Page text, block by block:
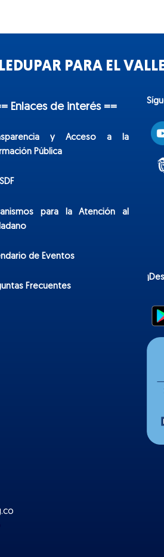
PARA EL
Enlaces de interés ==
y Acceso a la
Pública
para la Atención al
de Eventos
Frecuentes